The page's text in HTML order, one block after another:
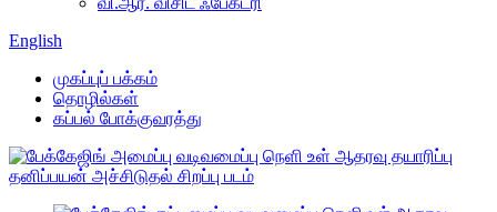
English
முகப்புப் பக்கம்
தொழில்கள்
கப்பல் போக்குவரத்து